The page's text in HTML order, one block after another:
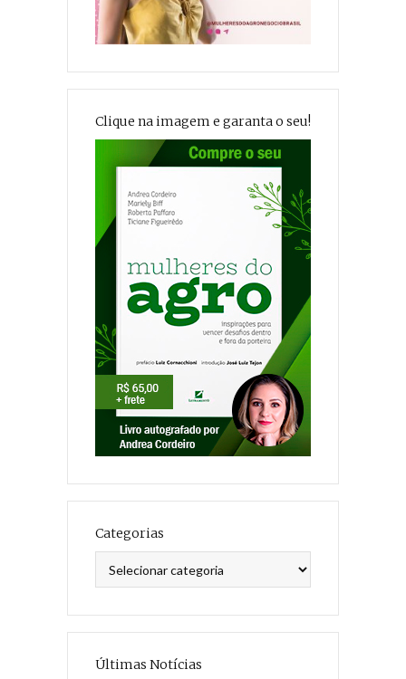
Clique na imagem e garanta o seu!
Categorias
Últimas Notícias